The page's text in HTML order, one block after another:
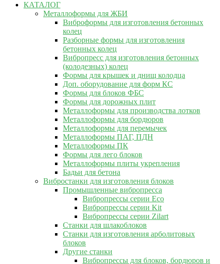
КАТАЛОГ
Металлоформы для ЖБИ
Виброформы для изготовления бетонных
колец
Разборные формы для изготовления
бетонных колец
Вибропресс для изготовления бетонных
(колодезных) колец
Формы для крышек и днищ колодца
Доп. оборудование для форм КС
Формы для блоков ФБС
Формы для дорожных плит
Металлоформы для производства лотков
Металлоформы для бордюров
Металлоформы для перемычек
Металлоформы ПАГ, ПДН
Металлоформы ПК
Формы для лего блоков
Металлоформы плиты укрепления
Бадьи для бетона
Вибростанки для изготовления блоков
Промышленные вибропресса
Вибропрессы серии Eco
Вибропрессы серии Kit
Вибропрессы серии Zilart
Станки для шлакоблоков
Станки для изготовления арболитовых
блоков
Другие станки
Вибропрессы для блоков, бордюров и